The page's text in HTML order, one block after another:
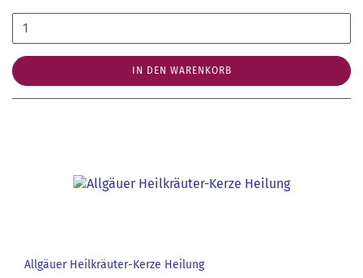
IN DEN WARENKORB
Allgäuer Heilkräuter-Kerze Heilung